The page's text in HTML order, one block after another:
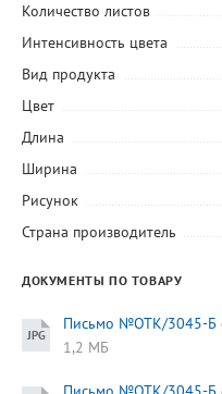
Количество листов
Интенсивность цвета
Вид продукта
Цвет
Длина
Ширина
Рисунок
Страна производитель
ДОКУМЕНТЫ ПО ТОВАРУ
Письмо №ОТК/3045-Б
1,2 МБ